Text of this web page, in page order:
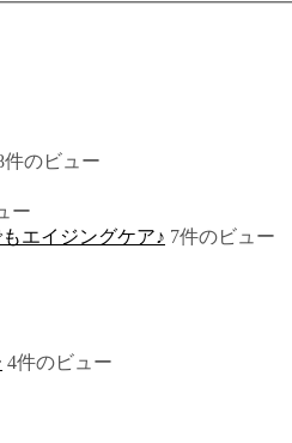
件のビュー
ー
エイジングケア♪ 7件のビュー
4件のビュー